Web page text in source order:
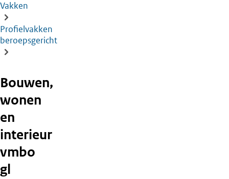
Vakken
Profielvakken
beroepsgericht
Bouwen,
wonen
en
interieur
vmbo
gl